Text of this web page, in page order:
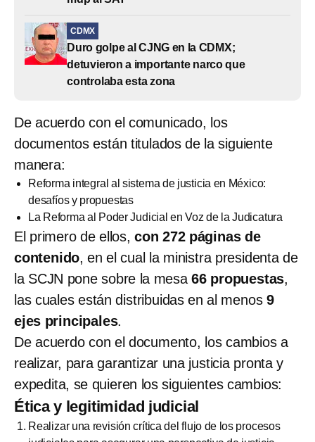
CDMX
Duro golpe al CJNG en la CDMX;
detuvieron a importante narco que
controlaba esta zona
De acuerdo con el comunicado, los
documentos están titulados de la siguiente
manera:
Reforma integral al sistema de justicia en México:
desafíos y propuestas
La Reforma al Poder Judicial en Voz de la Judicatura
El primero de ellos,con 272 páginas de
contenido, en el cual la ministra presidenta de
la SCJN pone sobre la mesa66 propuestas,
las cuales están distribuidas en al menos 9
ejes principales.
De acuerdo con el documento, los cambios a
realizar, para garantizar una justicia pronta y
expedita, se quieren los siguientes cambios:
Ética y legitimidad judicial
Realizar una revisión crítica del flujo de los procesos